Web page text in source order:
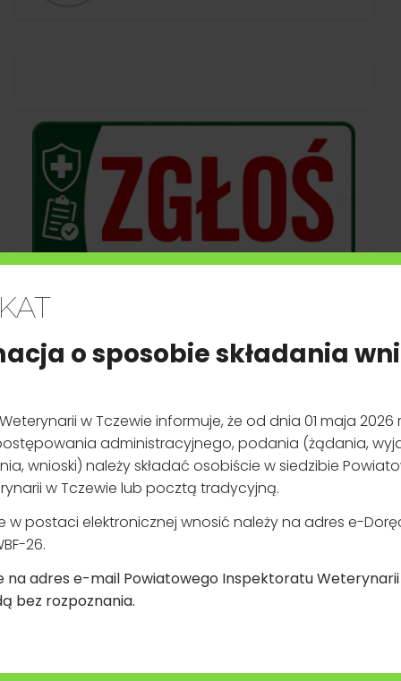
DEKLARACJA
DOSTĘPNOŚCI
SERWISU
domowych towarzyszących podlegają obowiązkowi rejestracji.
w terminie 30 dni wydaje decyzję o zmianie weterynaryjnego numeru